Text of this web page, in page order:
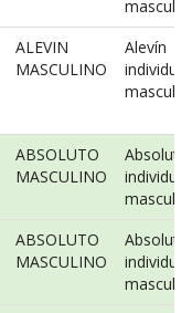
ALEVIN
MASCULINO
Alevín
individual
ABSOLUTO
MASCULINO
Absoluto
individual
ABSOLUTO
MASCULINO
Absoluto
individual